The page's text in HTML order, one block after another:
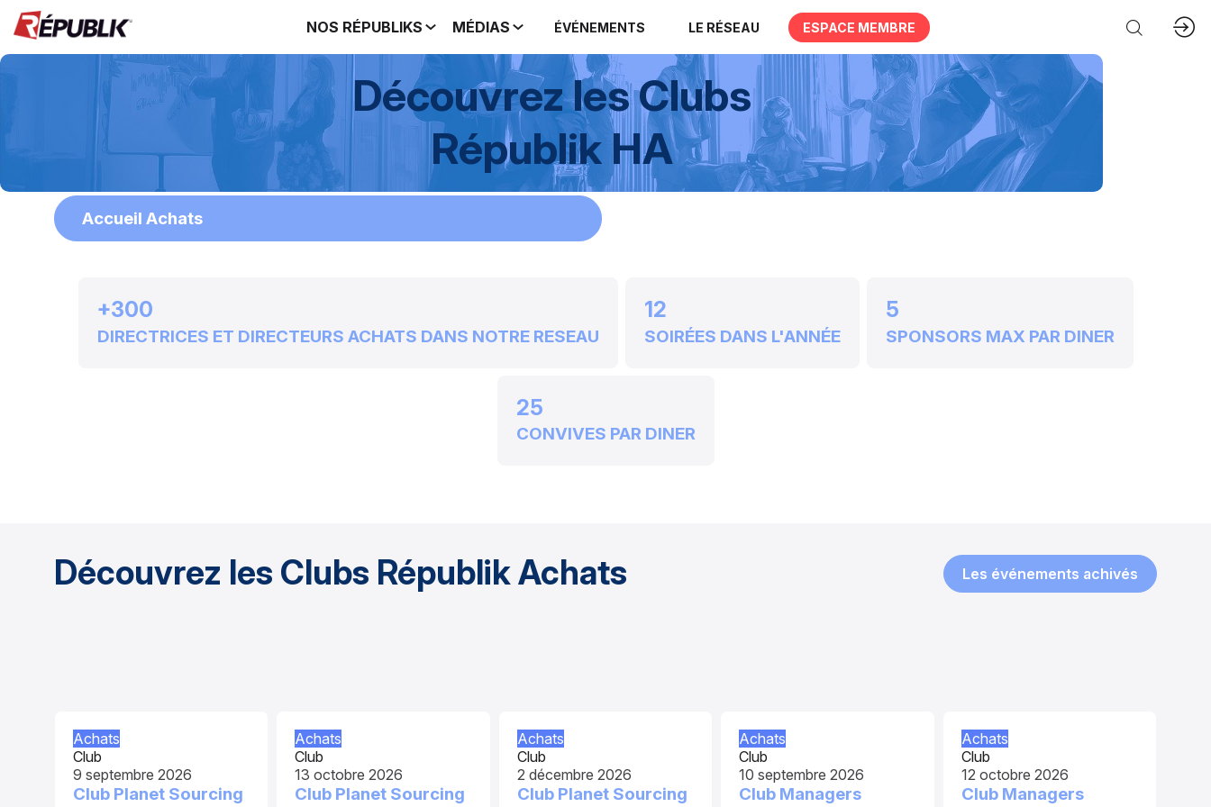
NOS RÉPUBLIKS MÉDIAS ÉVÉNEMENTS LE RÉSEAU ESPACE MEMBRE
Découvrez les Clubs
Républik HA
Accueil Achats
+300
DIRECTRICES ET DIRECTEURS ACHATS DANS NOTRE RESEAU
12
SOIRÉES DANS L'ANNÉE
5
SPONSORS MAX PAR DINER
25
CONVIVES PAR DINER
Découvrez les Clubs Républik Achats Les événements achivés
Achats
Club
9 septembre 2026
Club Planet Sourcing
Achats
Club
13 octobre 2026
Club Planet Sourcing
Achats
Club
2 décembre 2026
Club Planet Sourcing
Achats
Club
10 septembre 2026
Club Managers
Achats
Club
12 octobre 2026
Club Managers